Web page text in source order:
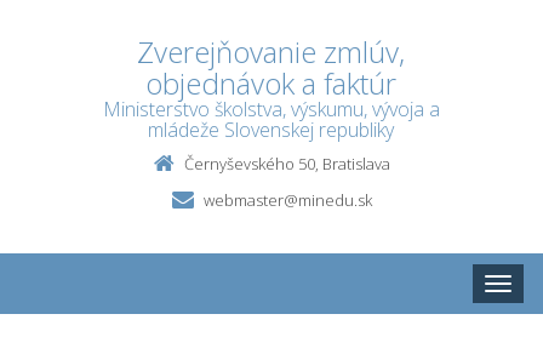
Zverejňovanie zmlúv,
objednávok a faktúr
Ministerstvo školstva, výskumu, vývoja a
mládeže Slovenskej republiky
Černyševského 50, Bratislava
webmaster@minedu.sk
Toggle